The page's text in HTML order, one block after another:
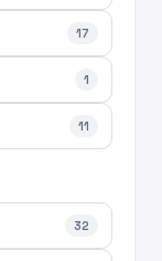
17
1
11
32